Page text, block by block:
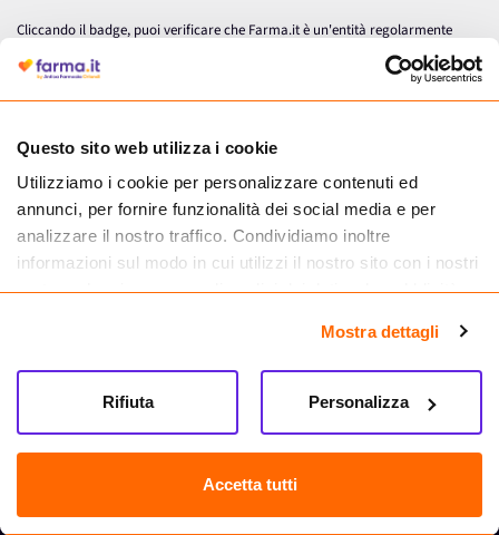
Questo sito web utilizza i cookie
Utilizziamo i cookie per personalizzare contenuti ed
annunci, per fornire funzionalità dei social media e per
analizzare il nostro traffico. Condividiamo inoltre
informazioni sul modo in cui utilizzi il nostro sito con i nostri
partner che si occupano di analisi dei dati web, pubblicità e
informazioni che hai fornito loro o che hanno raccolto dal
tuo utilizzo dei loro servizi.
Mostra dettagli
Accetta tutti
Personalizza
Rifiuta
Cliccando il badge, puoi verificare che Farma.it è un'entità regolarmente
autorizzata dal Ministero della Salute a effettuare la vendita online di
medicinali.
Farma.it S.a.s. P. IVA 07417261216 REA: NA-884088
CREDITS
Sede legale Via delle Repubbliche Marinare 128, 80147 Napoli